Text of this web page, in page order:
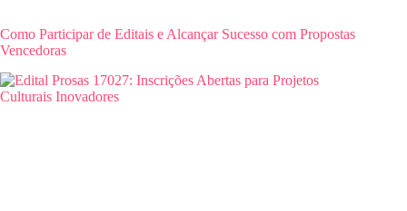
Como Participar de Editais e Alcançar Sucesso com Propostas
Vencedoras